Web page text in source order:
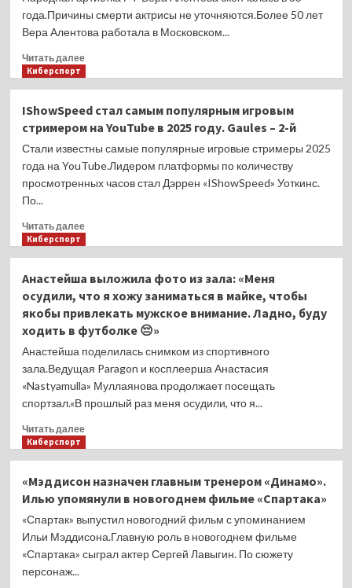
Secret
на
года.Причины смерти актрисы не уточняются.Более 50 лет
Вера Алентова работала в Московском...
Читать далееПрочитать
83
года
умерла
актриса
Алентова,
«Москва
слезам
верит»
Киберспорт
IShowSpeed стал самым популярным игровым
стримером на YouTube в 2025 году. Gaules – 2-й
Стали известны самые популярные игровые стримеры 2025
года на YouTube.Лидером платформы по количеству
просмотренных часов стал Дэррен «IShowSpeed» Уоткинс.
По...
Читать далееПрочитать
стал
самым
популярным
игровым
на
YouTube
в
2025
Gaules
–
2-
й
Киберспорт
Анастейша выложила фото из зала: «Меня
осудили, что я хожу заниматься в майке, чтобы
якобы привлекать мужское внимание. Ладно, буду
ходить в футболке 😔»
Анастейша поделилась снимком из спортивного
зала.Ведущая Paragon и косплеерша Анастасия
«Nastyamulla» Муллаянова продолжает посещать
спортзал.«В прошлый раз меня осудили, что я...
Читать далееПрочитать
выложила
фото
из
осудили,
Киберспорт
«Мэддисон назначен главным тренером «Динамо».
Илью упомянули в новогоднем фильме «Спартака»
«Спартак» выпустил новогодний фильм с упоминанием
Ильи Мэддисона.Главную роль в новогоднем фильме
«Спартака» сыграл актер Сергей Лавыгин. По сюжету
персонаж...